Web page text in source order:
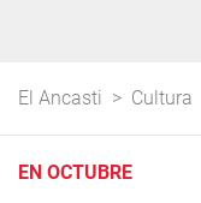
El Ancasti > Cultura
EN OCTUBRE